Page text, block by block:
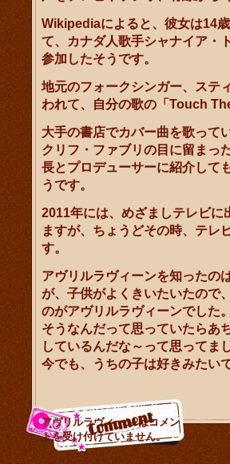
Wikipediaによると、彼女は14
て、カナダ人歌手シャナイア・
参加したそうです。
地元のフォークシンガー、ステ
われて、自分の歌の「Touch
大手の書店でカバー曲を歌って
クリフ・ファブリの目に留まっ
長とプロデューサーに紹介して
うです。
2011年には、めざましテレビ
ますが、ちょうどその時、テレ
す。
アヴリルラヴィーンを知ったの
が、子供がよくきいたいたので
のがアヴリルラヴィーンでした。
そうなんだって思っていたらあ
しているんだな～って思ってま
今でも、うちの子は好きみたい
アヴリルラヴィーン はコメン
トを受け付けていません。